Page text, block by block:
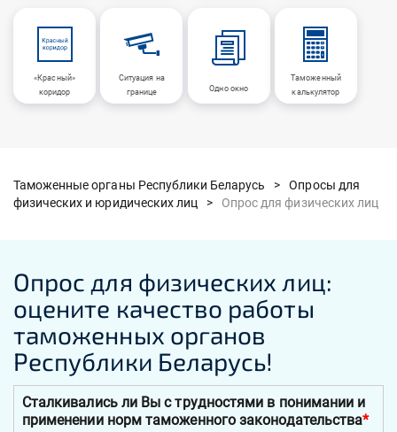
«Красный»
коридор
Ситуация на
границе
Одно окно
Таможенный
калькулятор
Таможенные органы Республики Беларусь >
Опросы для
физических и юридических лиц >
Опрос для физических лиц
Опрос для физических лиц:
оцените качество работы
таможенных органов
Республики Беларусь!
Сталкивались ли Вы с трудностями в понимании и
применении норм таможенного законодательства*